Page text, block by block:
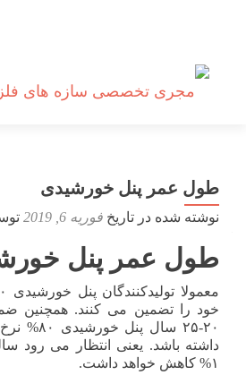
طول عمر پنل خورشیدی
نوشته شده در تاریخ فوریه 6, 2019
طول عمر پنل
خود را تضمین می کنند. همچنین
۲۰-۲۵ سال
داشته باشد. یعنی انتظار می رود
۱% کاهش خواهد داشت.